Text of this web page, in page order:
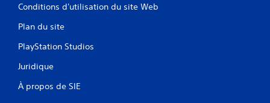
Conditions d'utilisation du site Web
Plan du site
PlayStation Studios
Juridique
À propos de SIE